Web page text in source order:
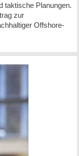
taktische Planungen.
zur
Offshore-